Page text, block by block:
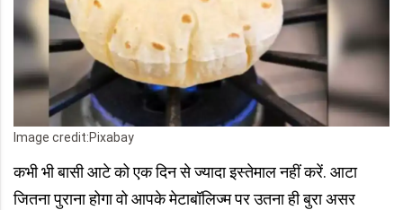
Image credit:Pixabay
कभी भी बासी आटे को एक दिन से ज्यादा इस्तेमाल नहीं करें. आटा
जितना पुराना होगा वो आपके मेटाबॉलिज्म पर उतना ही बुरा असर